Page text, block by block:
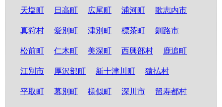
天塩町 日高町 広尾町 浦河町 歌志内市
真狩村 愛別町 津別町 標茶町 釧路市
松前町 仁木町 美深町 西興部村 鹿追町
江別市 厚沢部町 新十津川町 猿払村
平取町 幕別町 様似町 深川市 留寿都村